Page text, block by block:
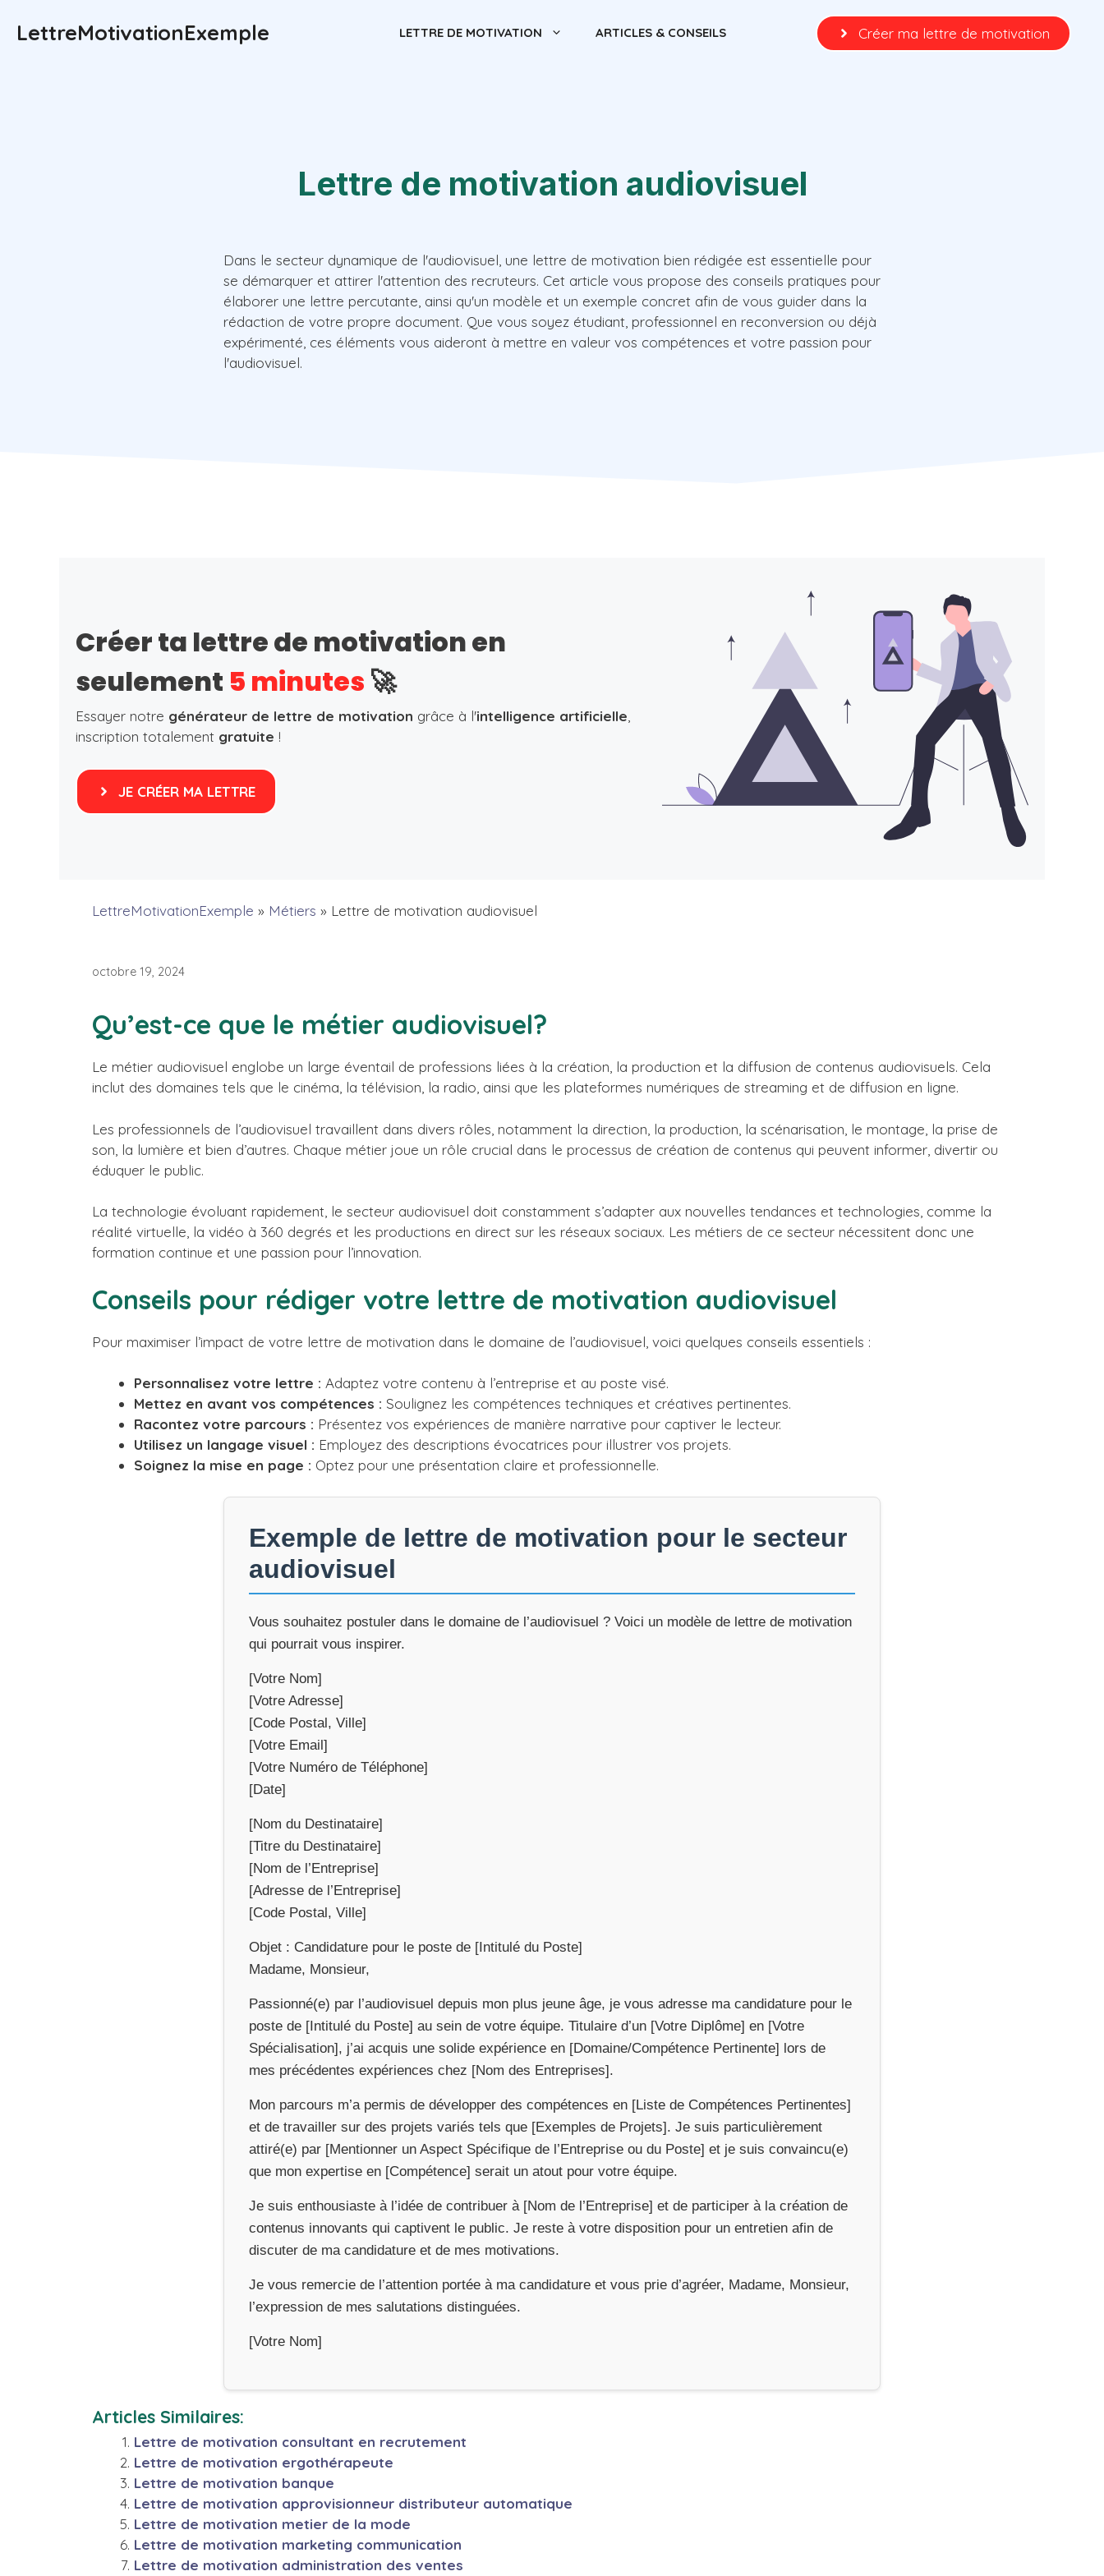
LettreMotivationExemple LETTRE DE MOTIVATION ARTICLES & CONSEILS Créer ma lettre de motivation
Lettre de motivation audiovisuel
Dans le secteur dynamique de l'audiovisuel, une lettre de motivation bien rédigée est essentielle pour
se démarquer et attirer l'attention des recruteurs. Cet article vous propose des conseils pratiques pour
élaborer une lettre percutante, ainsi qu'un modèle et un exemple concret afin de vous guider dans la
rédaction de votre propre document. Que vous soyez étudiant, professionnel en reconversion ou déjà
expérimenté, ces éléments vous aideront à mettre en valeur vos compétences et votre passion pour
l'audiovisuel.
Créer ta lettre de motivation en
seulement 5 minutes 🚀
Essayer notre générateur de lettre de motivation grâce à l'intelligence artificielle,
inscription totalement gratuite !
JE CRÉER MA LETTRE
LettreMotivationExemple » Métiers » Lettre de motivation audiovisuel
octobre 19, 2024
Qu’est-ce que le métier audiovisuel?
Le métier audiovisuel englobe un large éventail de professions liées à la création, la production et la diffusion de contenus audiovisuels. Cela
inclut des domaines tels que le cinéma, la télévision, la radio, ainsi que les plateformes numériques de streaming et de diffusion en ligne.
Les professionnels de l’audiovisuel travaillent dans divers rôles, notamment la direction, la production, la scénarisation, le montage, la prise de
son, la lumière et bien d’autres. Chaque métier joue un rôle crucial dans le processus de création de contenus qui peuvent informer, divertir ou
éduquer le public.
La technologie évoluant rapidement, le secteur audiovisuel doit constamment s’adapter aux nouvelles tendances et technologies, comme la
réalité virtuelle, la vidéo à 360 degrés et les productions en direct sur les réseaux sociaux. Les métiers de ce secteur nécessitent donc une
formation continue et une passion pour l’innovation.
Conseils pour rédiger votre lettre de motivation audiovisuel
Pour maximiser l’impact de votre lettre de motivation dans le domaine de l’audiovisuel, voici quelques conseils essentiels :
Personnalisez votre lettre : Adaptez votre contenu à l’entreprise et au poste visé.
Mettez en avant vos compétences : Soulignez les compétences techniques et créatives pertinentes.
Racontez votre parcours : Présentez vos expériences de manière narrative pour captiver le lecteur.
Utilisez un langage visuel : Employez des descriptions évocatrices pour illustrer vos projets.
Soignez la mise en page : Optez pour une présentation claire et professionnelle.
Exemple de lettre de motivation pour le secteur
audiovisuel
Vous souhaitez postuler dans le domaine de l’audiovisuel ? Voici un modèle de lettre de motivation
qui pourrait vous inspirer.
[Votre Nom]
[Votre Adresse]
[Code Postal, Ville]
[Votre Email]
[Votre Numéro de Téléphone]
[Date]
[Nom du Destinataire]
[Titre du Destinataire]
[Nom de l’Entreprise]
[Adresse de l’Entreprise]
[Code Postal, Ville]
Objet : Candidature pour le poste de [Intitulé du Poste]
Madame, Monsieur,
Passionné(e) par l’audiovisuel depuis mon plus jeune âge, je vous adresse ma candidature pour le
poste de [Intitulé du Poste] au sein de votre équipe. Titulaire d’un [Votre Diplôme] en [Votre
Spécialisation], j’ai acquis une solide expérience en [Domaine/Compétence Pertinente] lors de
mes précédentes expériences chez [Nom des Entreprises].
Mon parcours m’a permis de développer des compétences en [Liste de Compétences Pertinentes]
et de travailler sur des projets variés tels que [Exemples de Projets]. Je suis particulièrement
attiré(e) par [Mentionner un Aspect Spécifique de l’Entreprise ou du Poste] et je suis convaincu(e)
que mon expertise en [Compétence] serait un atout pour votre équipe.
Je suis enthousiaste à l’idée de contribuer à [Nom de l’Entreprise] et de participer à la création de
contenus innovants qui captivent le public. Je reste à votre disposition pour un entretien afin de
discuter de ma candidature et de mes motivations.
Je vous remercie de l’attention portée à ma candidature et vous prie d’agréer, Madame, Monsieur,
l’expression de mes salutations distinguées.
[Votre Nom]
Articles Similaires:
Lettre de motivation consultant en recrutement
Lettre de motivation ergothérapeute
Lettre de motivation banque
Lettre de motivation approvisionneur distributeur automatique
Lettre de motivation metier de la mode
Lettre de motivation marketing communication
Lettre de motivation administration des ventes